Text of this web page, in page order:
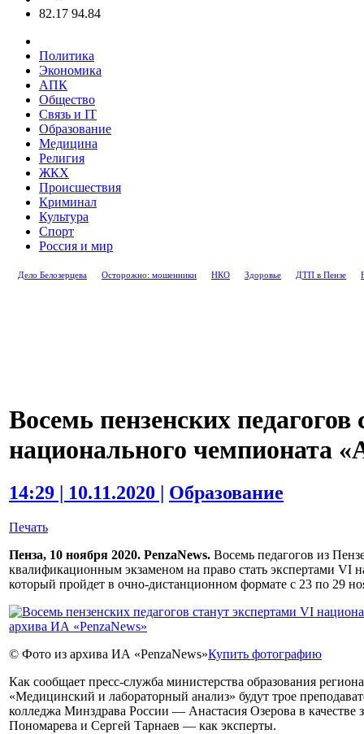
82.17 94.84
Политика
Экономика
АПК
Общество
Связь и IT
Образование
Медицина
Религия
ЖКХ
Происшествия
Криминал
Культура
Спорт
Россия и мир
Дело Белозерцева Осторожно: мошенники НКО Здоровье ДТП в Пензе
Восемь пензенских
национального чемпионата
14:29 | 10.11.2020 | Образование
Печать
Пенза, 10 ноября 2020. PenzaNews. Восемь педагогов из
квалификационным экзаменом на право стать экспертами VI
который пройдет в очно-дистанционном формате с 23 по 29
© Фото из архива ИА «PenzaNews»Купить фотографию
Как сообщает пресс-служба министерства образования
«Медицинский и лабораторный анализ» будут трое
колледжа Минздрава России — Анастасия Озерова в качестве
Пономарева и Сергей Тарнаев — как эксперты.